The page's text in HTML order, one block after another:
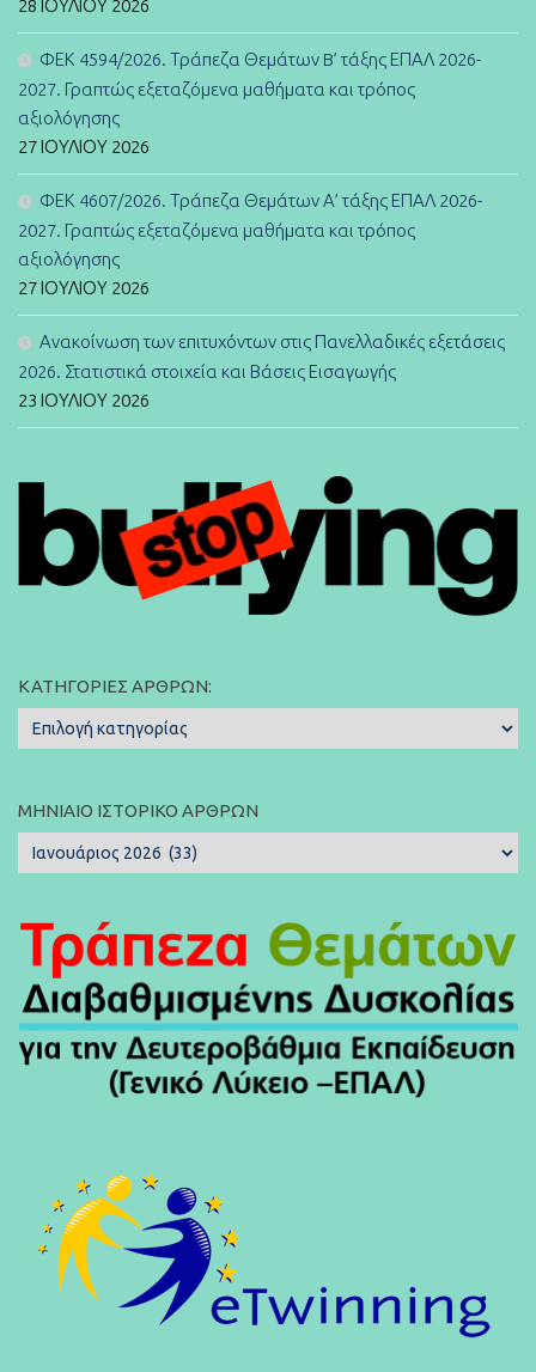
28 ΙΟΥΛΊΟΥ 2026
ΦΕΚ 4594/2026. Τράπεζα Θεμάτων B’ τάξης ΕΠΑΛ 2026-
2027. Γραπτώς εξεταζόμενα μαθήματα και τρόπος
αξιολόγησης
27 ΙΟΥΛΊΟΥ 2026
ΦΕΚ 4607/2026. Τράπεζα Θεμάτων Α’ τάξης ΕΠΑΛ 2026-
2027. Γραπτώς εξεταζόμενα μαθήματα και τρόπος
αξιολόγησης
27 ΙΟΥΛΊΟΥ 2026
Ανακοίνωση των επιτυχόντων στις Πανελλαδικές εξετάσεις
2026. Στατιστικά στοιχεία και Βάσεις Εισαγωγής
23 ΙΟΥΛΊΟΥ 2026
ΚΑΤΗΓΟΡΊΕΣ ΆΡΘΡΩΝ:
Κατηγορίες
Άρθρων:
ΜΗΝΙΑΊΟ ΙΣΤΟΡΙΚΌ ΆΡΘΡΩΝ
Μηνιαίο
Ιστορικό